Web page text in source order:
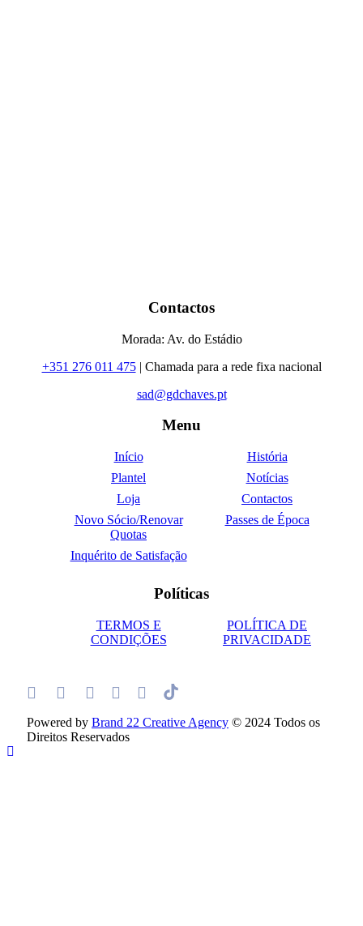
Contactos
Morada: Av. do Estádio
+351 276 011 475| Chamada para a rede fixa nacional
sad@gdchaves.pt
Menu
Início
História
Plantel
Notícias
Loja
Contactos
Novo Sócio/Renovar
Quotas
Passes de Época
Inquérito de Satisfação
Políticas
TERMOS E
CONDIÇÕES
POLÍTICA DE
PRIVACIDADE
Powered by Brand 22 Creative Agency © 2024 Todos os
Direitos Reservados